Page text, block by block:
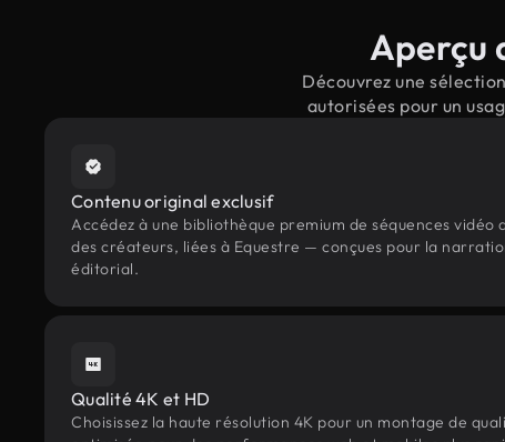
Aperçu
Découvrez une
autorisées pour un
Contenu original exclusif
Accédez à une bibliothèque premium de séquences vidéo
des créateurs, liées à Equestre — conçues pour la
éditorial.
Qualité 4K et HD
Choisissez la haute résolution 4K pour un montage de